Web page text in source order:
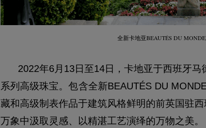
全新卡地亚BEAUTÉS DU MONDE
2022年6月13日至14日，卡地亚于西班牙
系列高级珠宝。包含全新BEAUTÉS DU
藏和高级制表作品于建筑风格鲜明的前英国驻
万象中汲取灵感、以精湛工艺演绎的万物之美。